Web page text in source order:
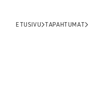
ETUSIVU TAPAHTUMAT